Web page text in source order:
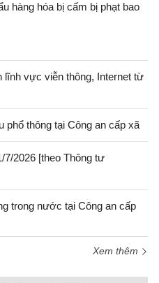
hàng hóa bị cấm bị phạt bao
lĩnh vực viễn thông, Internet từ
phổ thông tại Công an cấp xã
7/2026 [theo Thông tư
trong nước tại Công an cấp
Xem thêm